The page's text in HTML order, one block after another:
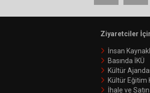
Ziyaretciler
İnsan
Basında İKÜ
Kültür
Kültür Eğitim
İhale ve